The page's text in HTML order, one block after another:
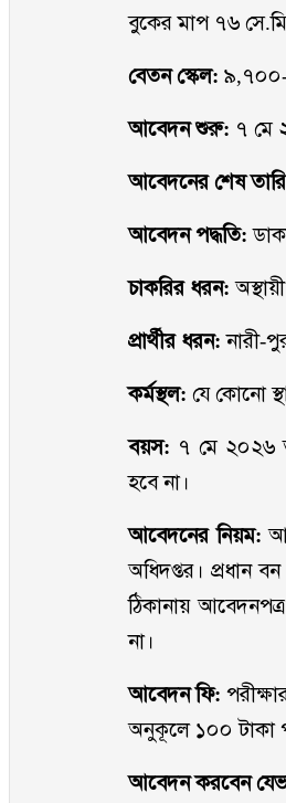
বুকের মাপ ৭৬
বেতন স্কেল:৯,৭০০-
আবেদন শুরু: ৭ মে
আবেদনের শেষ
আবেদন পদ্ধতি:
চাকরির ধরন:অস্থায়ী
প্রার্থীর ধরন:নারী-
কর্মস্থল:যে কোনো
বয়স: ৭ মে ২০২৬
হবে না।
আবেদনের নিয়ম:
অধিদপ্তর। প্রধান
ঠিকানায়
না।
আবেদন ফি:
অনুকূলে ১০০ টাকা
আবেদন করবেন